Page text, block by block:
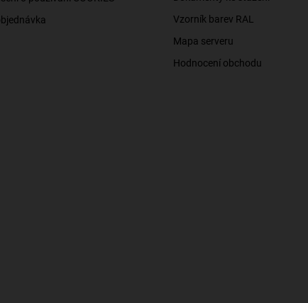
Vzorník barev RAL
Mapa serveru
Hodnocení obchodu